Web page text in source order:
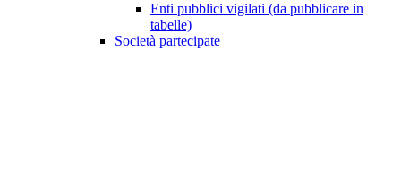
Enti pubblici vigilati (da pubblicare in
tabelle)
Società partecipate